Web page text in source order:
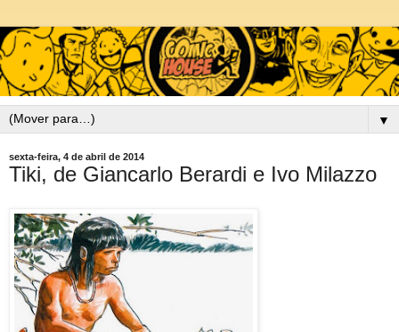
▼
sexta-feira, 4 de abril de 2014
Tiki, de Giancarlo Berardi e Ivo Milazzo